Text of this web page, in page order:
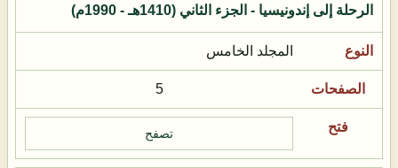
الرحلة إلى إندونيسيا - الجزء الثاني (1410هـ - 1990م)
المجلد الخامس
5
تصفح